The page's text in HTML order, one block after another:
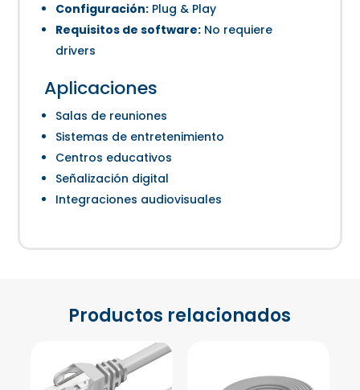
Configuración: Plug & Play
Requisitos de software: No requiere
drivers
Aplicaciones
Salas de reuniones
Sistemas de entretenimiento
Centros educativos
Señalización digital
Integraciones audiovisuales
Productos relacionados